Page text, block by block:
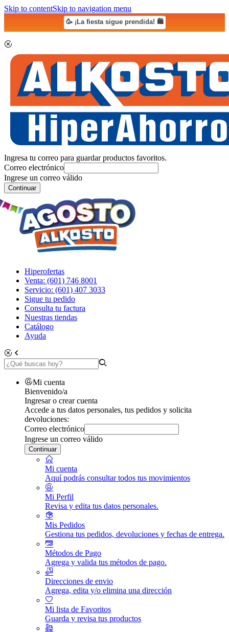
Skip to contentSkip to navigation menu
🥳 ¡La fiesta sigue prendida! 🛍️
Ingresa tu correo para guardar productos favoritos.
Correo electrónico
Ingrese un correo válido
Continuar
Hiperofertas
Venta: (601) 746 8001
Servicio: (601) 407 3033
Sigue tu pedido
Consulta tu factura
Nuestras tiendas
Catálogo
Ayuda
Mi cuenta
Bienvenido/a
Ingresar o crear cuenta
Accede a tus datos personales, tus pedidos y solicita
devoluciones:
Correo electrónico
Ingrese un correo válido
Continuar
Mi cuenta
Aquí podrás consultar todos tus movimientos
Mi Perfil
Revisa y edita tus datos personales.
Mis Pedidos
Gestiona tus pedidos, devoluciones y fechas de entrega.
Métodos de Pago
Agrega y valida tus métodos de pago.
Direcciones de envio
Agrega, edita y/o elimina una dirección
Mi lista de Favoritos
Guarda y revisa tus productos